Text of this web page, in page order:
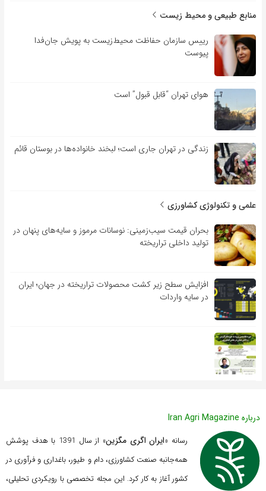
منابع طبیعی و محیط زیست
رییس سازمان حفاظت محیط‌زیست به پویش جان‌فدا
پیوست
هوای تهران “قابل قبول” است
زندگی در تهران جاری است؛ لبخند خانواده‌ها در بوستان قائم
علمی و تکنولوژی کشاورزی
بحران قیمت سیب‌زمینی: نوسانات مرموز و سایه‌های پنهان در
تولید داخلی تراریخته
افزایش سطح زیر کشت محصولات تراریخته در جهان؛ ایران
در سایه واردات
درباره Iran Agri Magazine
رسانه «ایران اگری مگزین
» از سال 1391 با هدف پوشش
همه‌جانبه صنعت کشاورزی، دام و طیور، باغداری و فرآوری در
کشور آغاز به کار کرد. این مجله تخصصی با رویکردی تحلیلی،